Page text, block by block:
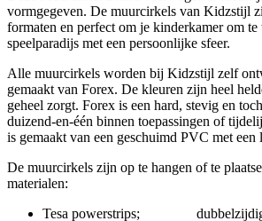
vormgegeven. De muurcirkels van Kidzstijl
formaten en perfect om je kinderkamer om te
speelparadijs met een persoonlijke sfeer.
Alle muurcirkels worden bij Kidzstijl zelf
gemaakt van Forex. De kleuren zijn heel
geheel zorgt. Forex is een hard, stevig en
duizend-en-één binnen toepassingen of
is gemaakt van een geschuimd PVC met een
De muurcirkels zijn op te hangen of te
materialen:
Tesa powerstrips; dubbelzijdige